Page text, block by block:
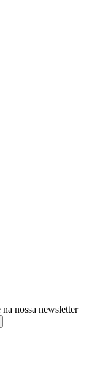
nossa newsletter